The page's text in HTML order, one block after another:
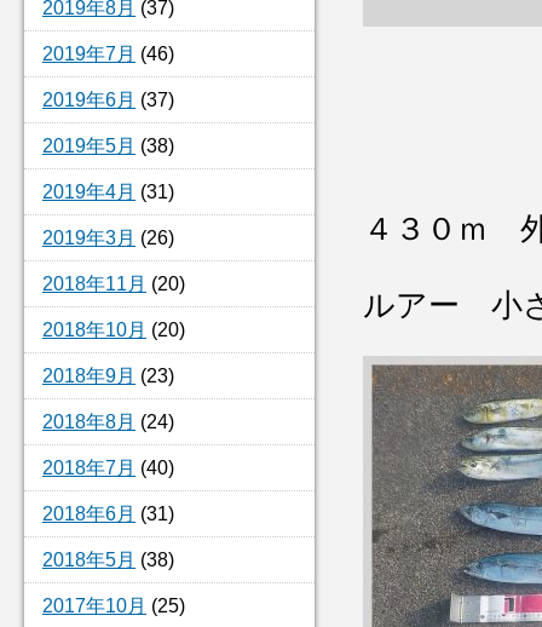
2019年8月 (37)
2019年7月 (46)
2019年6月 (37)
2019年5月 (38)
2019年4月 (31)
2019年3月 (26)
2018年11月 (20)
2018年10月 (20)
2018年9月 (23)
2018年8月 (24)
2018年7月 (40)
2018年6月 (31)
2018年5月 (38)
2017年10月 (25)
４３０ｍ
ルアー 小